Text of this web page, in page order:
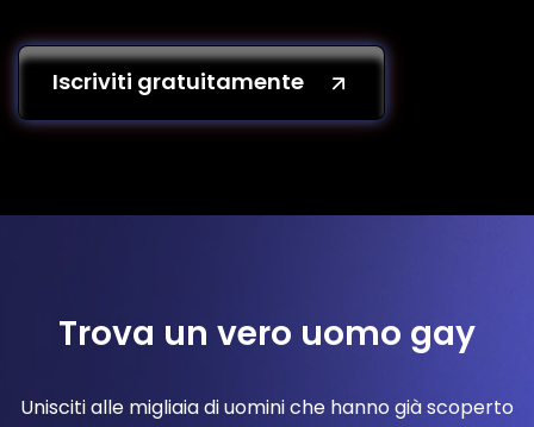
Iscriviti gratuitamente
Trova un vero uomo gay
Unisciti alle migliaia di uomini che hanno già scoperto